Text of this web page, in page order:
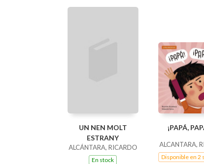
UN NEN MOLT
ESTRANY
ALCÁNTARA, RICARDO
En stock
¡PAPÁ,
ALCANTARA,
Disponible en 2